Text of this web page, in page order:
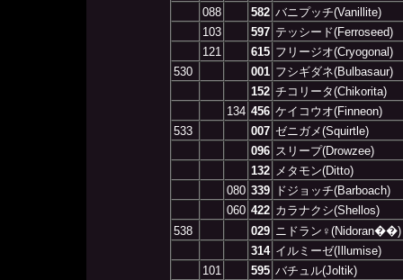
088
582 バニプッチ(Vanillite)
103
597 テッシード(Ferroseed)
121
615 フリージオ(Cryogonal)
530
001 フシギダネ(Bulbasaur)
152 チコリータ(Chikorita)
134 456 ケイコウオ(Finneon)
533
007 ゼニガメ(Squirtle)
096 スリープ(Drowzee)
132
メタモン(Ditto)
080 339
ドジョッチ(Barboach)
060 422 カラナクシ(Shellos)
538
029 ニドラン♀(Nidoran��)
314 イルミーゼ(Illumise)
101
595 バチュル(Joltik)